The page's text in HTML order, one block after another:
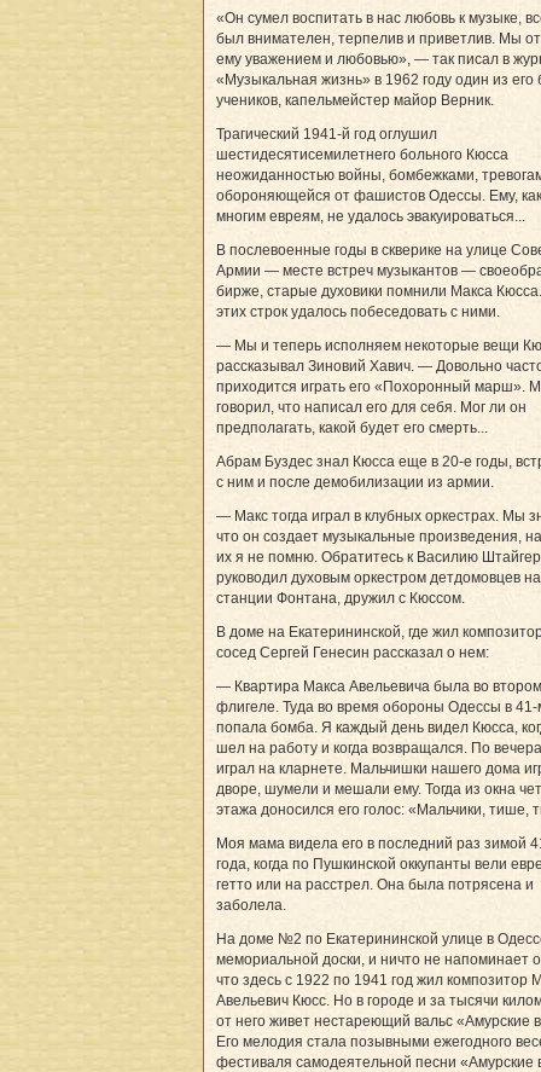
«Он сумел воспитать в нас любовь к музыке,
был внимателен, терпелив и приветлив. Мы
ему уважением и любовью», — так писал в
«Музыкальная жизнь» в 1962 году один из
учеников, капельмейстер майор Верник.
Трагический 1941-й год оглушил
шестидесятисемилетнего больного Кюсса
неожиданностью войны, бомбежками,
обороняющейся от фашистов Одессы. Ему,
многим евреям, не удалось эвакуироваться...
В послевоенные годы в скверике на улице
Армии — месте встреч музыкантов —
бирже, старые духовики помнили Макса
этих строк удалось побеседовать с ними.
— Мы и теперь исполняем некоторые вещи
рассказывал Зиновий Хавич. — Довольно
приходится играть его «Похоронный марш».
говорил, что написал его для себя. Мог ли он
предполагать, какой будет его смерть...
Абрам Буздес знал Кюсса еще в 20-е годы,
с ним и после демобилизации из армии.
— Макс тогда играл в клубных оркестрах. Мы
что он создает музыкальные произведения,
их я не помню. Обратитесь к Василию
руководил духовым оркестром детдомовцев
станции Фонтана, дружил с Кюссом.
В доме на Екатерининской, где жил
сосед Сергей Генесин рассказал о нем:
— Квартира Макса Авельевича была во втором
флигеле. Туда во время обороны Одессы в 41-
попала бомба. Я каждый день видел Кюсса,
шел на работу и когда возвращался. По
играл на кларнете. Мальчишки нашего дома
дворе, шумели и мешали ему. Тогда из окна
этажа доносился его голос: «Мальчики, тише,
Моя мама видела его в последний раз зимой
года, когда по Пушкинской оккупанты вели
гетто или на расстрел. Она была потрясена и
заболела.
На доме №2 по Екатерининской улице в
мемориальной доски, и ничто не напоминает
что здесь с 1922 по 1941 год жил композитор
Авельевич Кюсс. Но в городе и за тысячи
от него живет нестареющий вальс «Амурские
Его мелодия стала позывными ежегодного
фестиваля самодеятельной песни «Амурские